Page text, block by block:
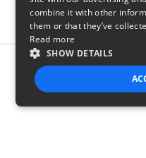
combine it with other
them or that they’ve
Read more
SHOW DETAILS
STRICTLY